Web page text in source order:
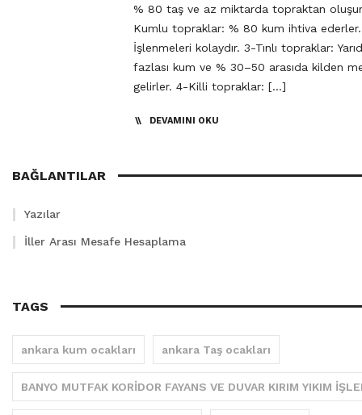
% 80 taş ve az miktarda topraktan
Kumlu topraklar: % 80 kum ihtiva ederler.
İşlenmeleri kolaydır. 3-Tınlı topraklar:
fazlası kum ve % 30–50 arasıda kilden
gelirler. 4-Killi topraklar: […]
DEVAMINI OKU
BAĞLANTILAR
Yazılar
İller Arası Mesafe Hesaplama
TAGS
ankara kum ocakları ankara Taş ocakları
BANYO MUTFAK KORİDOR FAYANS VE DUVAR KIRIM YIKIM